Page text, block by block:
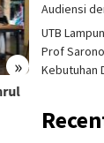
»
Audiensi
UTB
Prof
Kebutuhan